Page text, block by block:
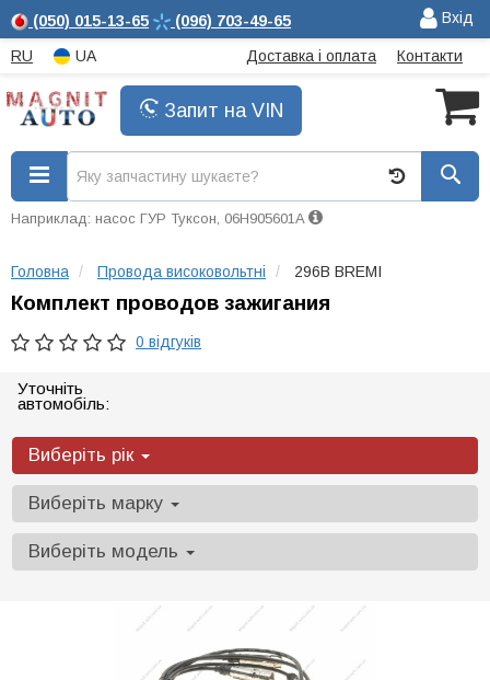
(050) 015-13-65 (096) 703-49-65 Вхід
RU UA Доставка і оплата Контакти
Запит на VIN
Наприклад: насос ГУР Туксон, 06H905601A
Головна Провода високовольтні 296B BREMI
Комплект проводов зажигания
0 відгуків
Уточніть
автомобіль:
Виберіть рік
Виберіть марку
Виберіть модель